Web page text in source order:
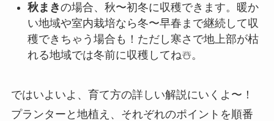
秋まきの場合、秋〜初冬に収穫できます。暖か
い地域や室内栽培なら冬〜早春まで継続して収
穫できちゃう場合も！ただし寒さで地上部が枯
れる地域では冬前に収穫してね☃️。
ではいよいよ、育て方の詳しい解説にいくよ〜！
プランターと地植え、それぞれのポイントを順番